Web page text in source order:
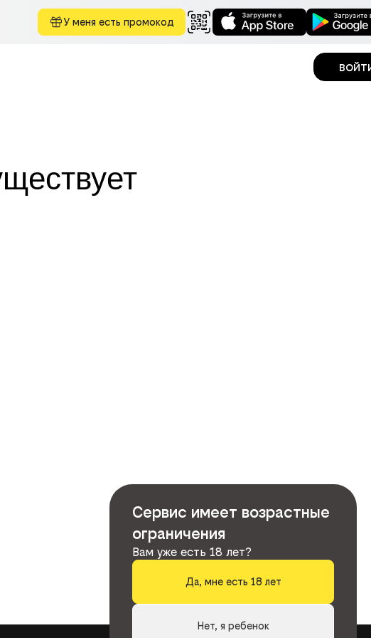
У меня есть промокод
Сервис имеет возрастные
ограничения
Вам уже есть 18 лет?
Да, мне есть 18 лет
Нет, я ребенок